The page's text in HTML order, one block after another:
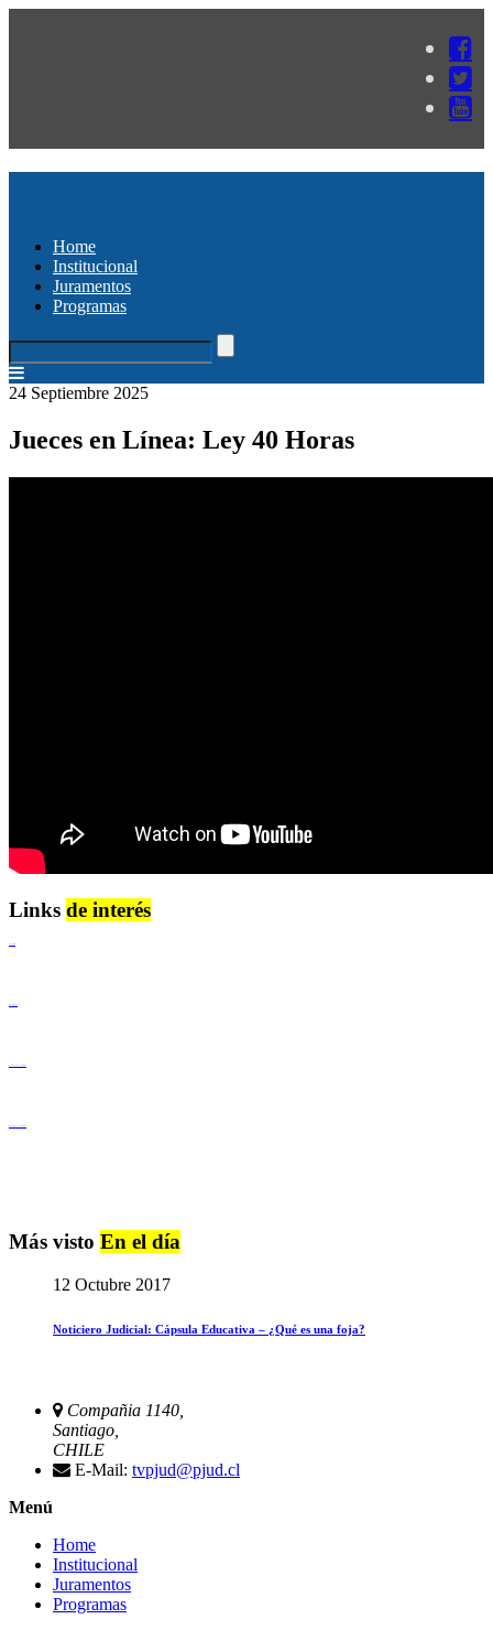
Home
Institucional
Juramentos
Programas
24 Septiembre 2025
Jueces en Línea: Ley 40 Horas
Links de interés
Más visto En el día
12 Octubre 2017
Noticiero Judicial: Cápsula Educativa – ¿Qué es una foja?
Compañia 1140,
Santiago,
CHILE
E-Mail: tvpjud@pjud.cl
Menú
Home
Institucional
Juramentos
Programas